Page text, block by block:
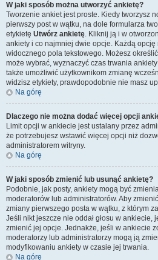
W jaki sposób można utworzyć ankietę?
Tworzenie ankiet jest proste. Kiedy tworzysz
pierwszy post w wątku, na dole formularza
etykietę Utwórz ankietę. Kliknij ją i w
ankiety i co najmniej dwie opcje. Każdą
widocznego pola tekstowego. Możesz
może wybrać, wyznaczyć czas trwania
także umożliwić użytkownikom zmianę
widzisz etykiety, prawdopodobnie nie masz
Na górę
Dlaczego nie można dodać więcej opcji
Limit opcji w ankiecie jest ustalany przez
że potrzebujesz wstawić więcej opcji niż
administratorem witryny.
Na górę
W jaki sposób zmienić lub usunąć ankietę?
Podobnie, jak posty, ankiety mogą być
moderatorów lub administratorów. Aby
zmiany pierwszego posta w wątku, z którym
Jeśli nikt jeszcze nie oddał głosu w
zmienić jej opcje. Jednakże, jeśli w ankiecie
moderatorzy lub administratorzy mogą ją
modyfikowaniu ankiety w czasie jej trwania.
Na górę